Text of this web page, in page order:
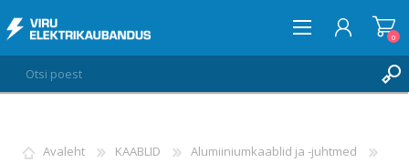
LOGI SISSE
0
Avaleht KAABLID
Alumiiniumkaablid ja -juhtmed